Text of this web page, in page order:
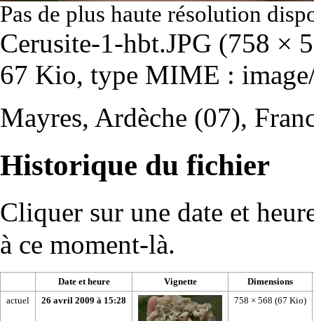
Pas de plus haute résolution
Cerusite-1-hbt.JPG (758 ×
67 Kio, type MIME :
Mayres, Ardèche (07),
Historique du fichier
Cliquer sur une date et
à ce moment-là.
Date et heure Vignette
Dimensions
actuel
26 avril 2009 à 15:28 758 × 568 (67 Kio)